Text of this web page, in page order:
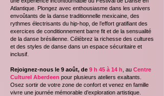
Atlantique. Plongez avec enthousiasme dans les univers
envoûtants de la danse traditionnelle mexicaine, des
rythmes électrisants du hip-hop, de l’effort gratifiant des
exercices de conditionnement barre fit et de la sensualité
de la danse brésilienne. Célébrez la richesse des cultures
et des styles de danse dans un espace sécuritaire et
inclusif.
Rejoignez-nous le 9 août, de 9 h 45 à 14 h , au Centre
Culturel Aberdeen pour plusieurs ateliers exaltants.
Osez sortir de votre zone de confort et venez en famille
vivre une journée mémorable d’exploration artistique.